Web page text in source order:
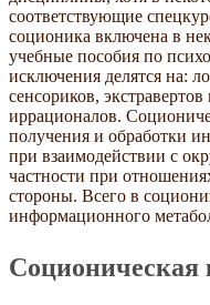
соответствующие
соционика включена в
учебные пособия по
исключения делятся на:
сенсориков,
иррационалов.
получения и обработки
при взаимодействии с
частности при
стороны. Всего в
информационного
Соционическая